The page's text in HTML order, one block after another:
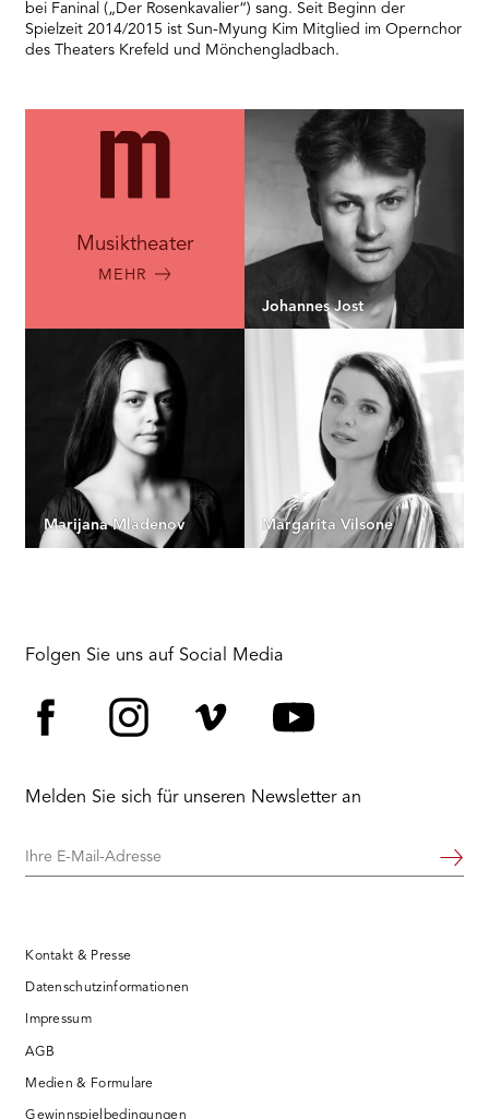
bei Faninal („Der Rosenkavalier“) sang. Seit Beginn der
Spielzeit 2014/2015 ist Sun-Myung Kim Mitglied im Opernchor
des Theaters Krefeld und Mönchengladbach.
Musiktheater
MEHR
Johannes Jost
Marijana Mladenov Margarita Vilsone
Folgen Sie uns auf Social Media
Melden Sie sich für unseren Newsletter an
Ihre
Weiter
Kontakt & Presse
Datenschutzinformationen
Impressum
AGB
Medien & Formulare
Gewinnspielbedingungen